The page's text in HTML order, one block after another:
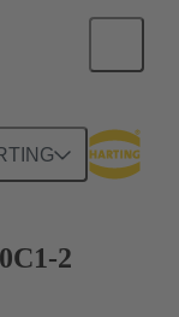
2